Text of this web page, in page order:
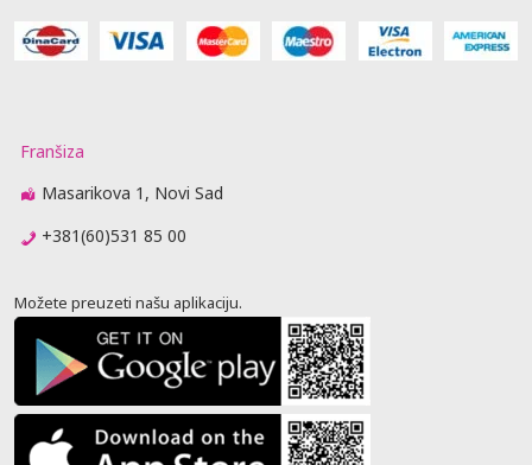
Franšiza
Masarikova 1, Novi Sad
+381(60)531 85 00
Možete preuzeti našu aplikaciju.